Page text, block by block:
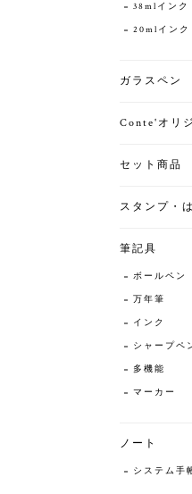
38mlインク
20mlインク
ガラスペン
Conte'オリ
セット商品
スタンプ・
筆記具
ボールペン
万年筆
インク
シャープペ
多機能
マーカー
ノート
システム手